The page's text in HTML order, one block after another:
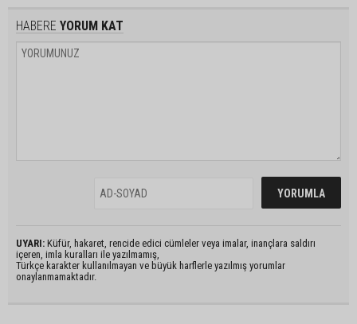
HABERE YORUM KAT
UYARI: Küfür, hakaret, rencide edici cümleler veya imalar, inançlara saldırı
içeren, imla kuralları ile yazılmamış,
Türkçe karakter kullanılmayan ve büyük harflerle yazılmış yorumlar
onaylanmamaktadır.